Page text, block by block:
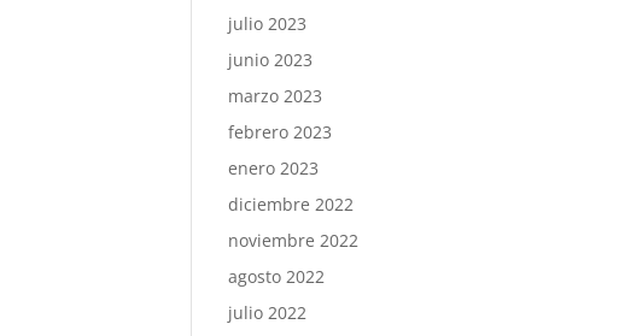
julio 2023
junio 2023
marzo 2023
febrero 2023
enero 2023
diciembre 2022
noviembre 2022
agosto 2022
julio 2022